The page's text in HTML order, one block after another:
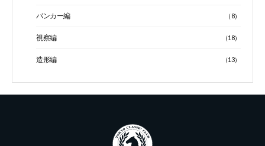
バンカー編 （8）
視察編 （18）
造形編 （13）